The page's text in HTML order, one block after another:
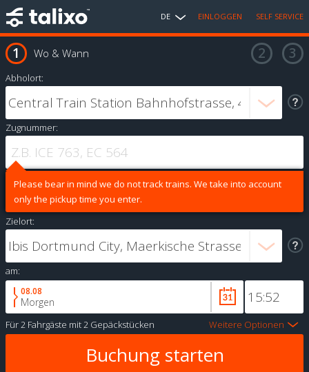
DE EINLOGGEN SELF SERVICE
Wo & Wann
Abholort:
Zugnummer:
Please bear in mind we do not track trains. We take into account
only the pickup time you enter.
Zielort:
am:
08.08
Morgen
Für2 Fahrgäste mit2 Gepäckstücken Weitere Optionen